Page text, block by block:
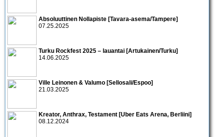
Absoluuttinen Nollapiste [Tavara-asema/Tampere]
07.25.2025
Turku Rockfest 2025 – lauantai [Artukainen/Turku]
14.06.2025
Ville Leinonen & Valumo [Sellosali/Espoo]
21.03.2025
Kreator, Anthrax, Testament [Uber Eats Arena, Berliini]
08.12.2024